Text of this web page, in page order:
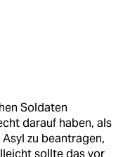
Soldaten
darauf haben, als
zu beantragen,
sollte das vor